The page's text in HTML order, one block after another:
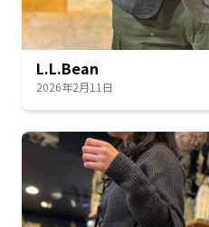
L.L.Bean
2026年2月11日